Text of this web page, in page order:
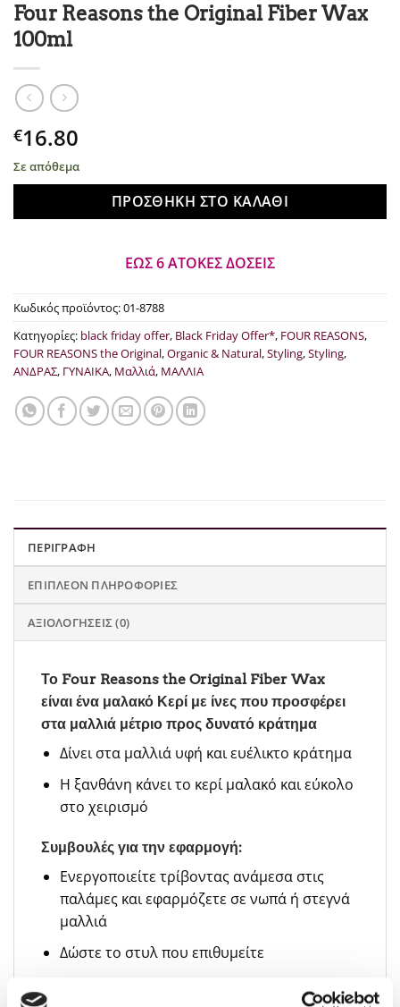
Four Reasons the Original Fiber Wax
100ml
€16.80
Σε απόθεμα
ΠΡΟΣΘΉΚΗ ΣΤΟ ΚΑΛΆΘΙ
ΕΩΣ 6 ΑΤΟΚΕΣ ΔΟΣΕΙΣ
Κωδικός προϊόντος:01-8788
Κατηγορίες: black friday offer, Black Friday Offer*, FOUR REASONS,
FOUR REASONS the Original,Organic & Natural,Styling,Styling,
ΑΝΔΡΑΣ, ΓΥΝΑΙΚΑ, Μαλλιά, ΜΑΛΛΙΑ
ΠΕΡΙΓΡΑΦΉ
ΕΠΙΠΛΈΟΝ ΠΛΗΡΟΦΟΡΊΕΣ
ΑΞΙΟΛΟΓΉΣΕΙΣ (0)
Το Four Reasons the Original Fiber Wax
είναι ένα μαλακό Κερί με ίνες που προσφέρει
στα μαλλιά μέτριο προς δυνατό κράτημα
Δίνει στα μαλλιά υφή και ευέλικτο κράτημα
Η ξανθάνη κάνει το κερί μαλακό και εύκολο
στο χειρισμό
Συμβουλές για την εφαρμογή:
Ενεργοποιείτε τρίβοντας ανάμεσα στις
παλάμες και εφαρμόζετε σε νωπά ή στεγνά
μαλλιά
Δώστε το στυλ που επιθυμείτε